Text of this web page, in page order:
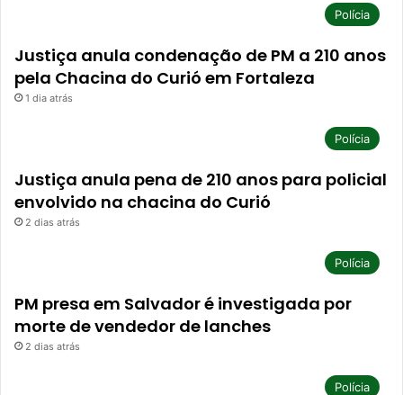
Polícia
Justiça anula condenação de PM a 210 anos
pela Chacina do Curió em Fortaleza
1 dia atrás
Polícia
Justiça anula pena de 210 anos para policial
envolvido na chacina do Curió
2 dias atrás
Polícia
PM presa em Salvador é investigada por
morte de vendedor de lanches
2 dias atrás
Polícia